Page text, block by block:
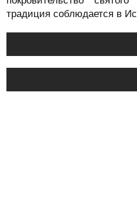
традиция соблюдается в